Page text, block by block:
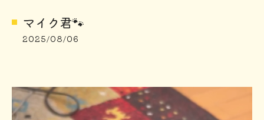
マイク君🐾
2025/08/06